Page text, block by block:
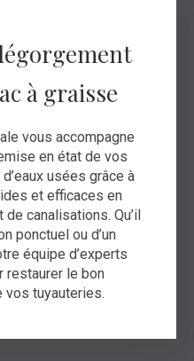
à graisse
vous accompagne
en état de vos
usées grâce à
et efficaces en
canalisations. Qu’il
ponctuel ou d’un
équipe d’experts
restaurer le bon
vos tuyauteries.